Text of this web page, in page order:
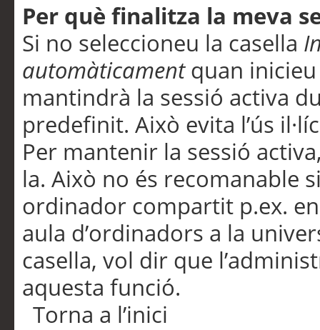
Per què finalitza la meva
Si no seleccioneu la casella
automàticamentquan inicieu
mantindrà la sessió activa
predefinit. Això evita l’ús
Per mantenir la sessió
la. Això no és recomanable
ordinador compartit p.ex.
aula d’ordinadors a la
casella, vol dir que
aquesta funció.
Torna a l’inici